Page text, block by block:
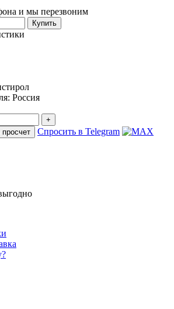
и мы перезвоним
Купить
Россия
+
просчет
Спросить в Telegram